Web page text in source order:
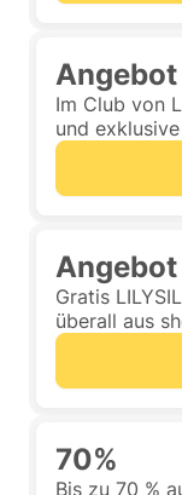
Angebot
Im Club von
und
Angebot
Gratis
überall aus
70%
Bis zu 70 %